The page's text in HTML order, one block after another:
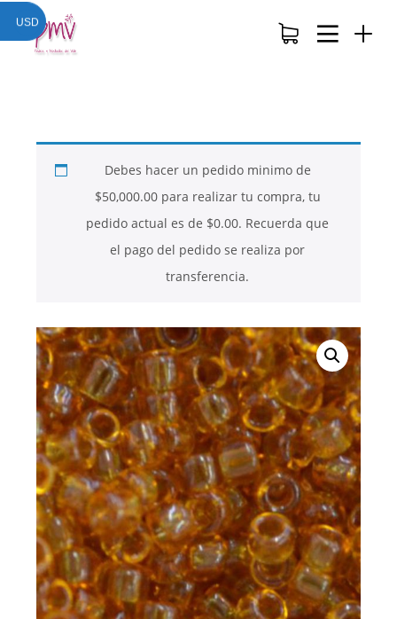
26
NOVIEMBRE
2017
QUE PIEDRAS
SE USAN PARA
BISUTERÍA Y
JOYERÍA
26
NOVIEMBRE
2017
QUE ES LA
MOSTACILLA?
26
NOVIEMBRE
2017
NUESTROS
CURSOS
Debes hacer un pedido minimo de
$50,000.00para realizar tu compra, tu
pedido actual es de $0.00. Recuerda que
el pago del pedido se realiza por
transferencia.
USD